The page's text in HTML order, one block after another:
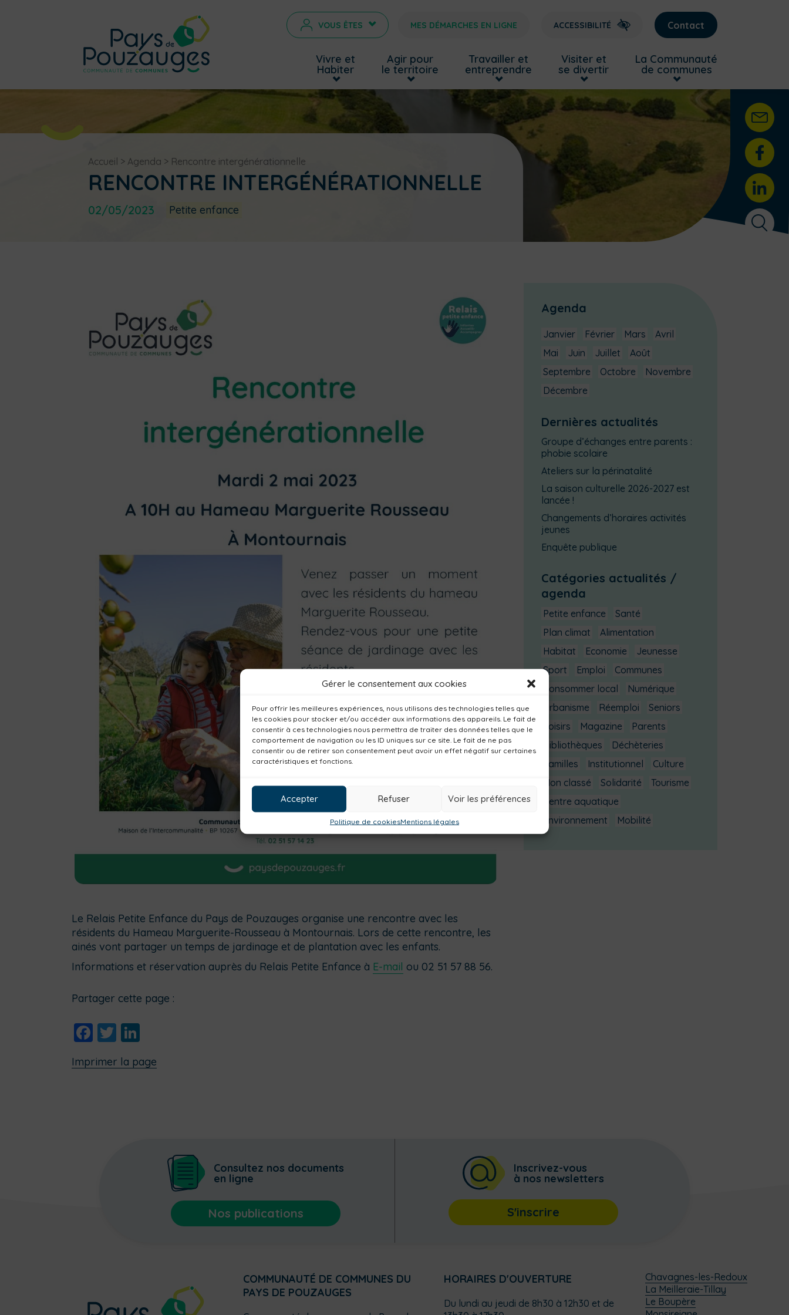
Gérer le consentement aux cookies
Pour offrir les meilleures expériences, nous utilisons des technologies telles que
les cookies pour stocker et/ou accéder aux informations des appareils. Le fait de
consentir à ces technologies nous permettra de traiter des données telles que le
comportement de navigation ou les ID uniques sur ce site. Le fait de ne pas
consentir ou de retirer son consentement peut avoir un effet négatif sur certaines
caractéristiques et fonctions.
Accepter Refuser Voir les préférences
Politique de cookiesMentions légales
VOUS ÊTES > MES DÉMARCHES EN LIGNE ACCESSIBILITÉ Contact
Vivre et
Habiter
Agir pour
le territoire
Travailler et
entreprendre
Visiter et
se divertir
La Communauté
de communes
Accueil > Agenda > Rencontre intergénérationnelle
RENCONTRE INTERGÉNÉRATIONNELLE
02/05/2023 Petite enfance
Le Relais Petite Enfance du Pays de Pouzauges organise une rencontre avec les
résidents du Hameau Marguerite-Rousseau à Montournais. Lors de cette rencontre, les
ainés vont partager un temps de jardinage et de plantation avec les enfants.
Informations et réservation auprès du Relais Petite Enfance à E-mail ou 02 51 57 88 56.
Partager cette page :
Facebook
Twitter
Imprimer la page
Agenda
Janvier Février Mars
Avril
Mai
Juin Juillet
Août
Septembre
Octobre
Novembre
Décembre
Dernières actualités
Groupe d’échanges entre parents :
phobie scolaire
Ateliers sur la périnatalité
La saison culturelle 2026-2027 est
lancée !
Changements d’horaires activités
jeunes
Enquête publique
Catégories actualités /
agenda
Petite enfance
Santé
Plan climat
Alimentation
Habitat
Economie
Jeunesse
Sport
Emploi
Communes
Consommer local
Numérique
Urbanisme
Réemploi
Seniors
Loisirs
Magazine
Parents
Bibliothèques
Déchèteries
Familles
Institutionnel
Culture
Non classé
Solidarité
Tourisme
Centre aquatique
Environnement
Mobilité
Consultez nos documents
en ligne
Nos publications
Inscrivez-vous
à nos newsletters
S'inscrire
COMMUNAUTÉ DE COMMUNES DU
PAYS DE POUZAUGES
HORAIRES D'OUVERTURE
Du lundi au jeudi de 8h30 à 12h30 et de
Chavagnes-les-Redoux
La Meilleraie-Tillay
Le Boupère